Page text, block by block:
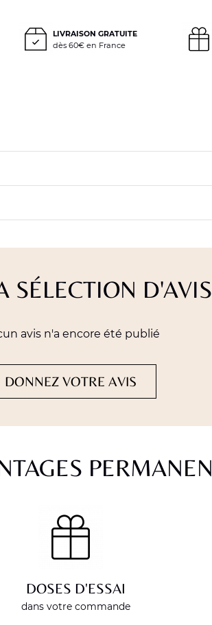
LIVRAISON GRATUITE
dès 60€ en France
SÉLECTION D'AVIS
avis n'a encore été publié
DONNEZ VOTRE AVIS
DOSES D'ESSAI
dans votre commande